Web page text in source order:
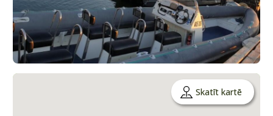
Skatīt kartē